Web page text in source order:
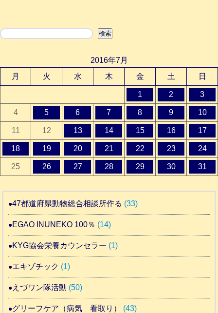
検索 検索
2016年7月
月
火 水 木 金 土 日
1 2 3
4 5 6 7 8 9 10
11 12 13 14 15 16 17
18 19 20 21 22 23 24
25 26 27 28 29 30 31
47都道府県動物総合相談所作る (33)
EGAO INUNEKO 100％ (14)
KYG協会栄養カウンセラー (1)
エキゾチック (1)
えづワン隊活動 (50)
グリーフケア（病気 看取り） (43)